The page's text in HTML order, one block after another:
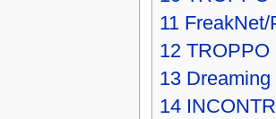
11
12 TROPPO
13
14